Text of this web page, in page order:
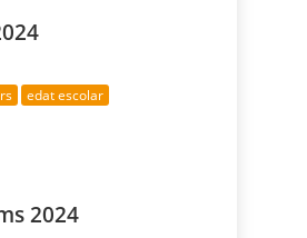
edat escolar
2024